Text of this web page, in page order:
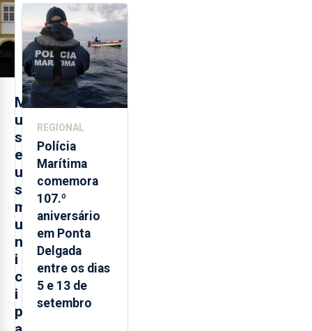
M
u
s
e
u
s
m
u
n
i
c
i
p
sobre
evolução
turística
REGIONAL
Polícia
Marítima
comemora
107.º
aniversário
em Ponta
Delgada
entre os dias
5 e 13 de
setembro